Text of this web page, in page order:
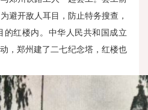
避开敌人耳目，防止特务搜查，
的红楼内。中华人民共和国成立
，郑州建了二七纪念塔，红楼也